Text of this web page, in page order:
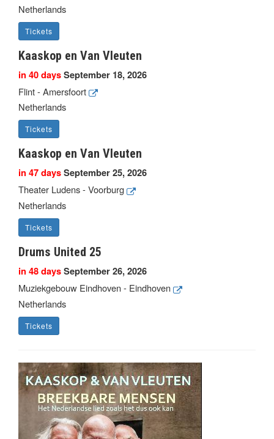
Netherlands
Tickets
Kaaskop en Van Vleuten
in 40 daysSeptember 18, 2026
Flint - Amersfoort
Netherlands
Tickets
Kaaskop en Van Vleuten
in 47 daysSeptember 25, 2026
Theater Ludens - Voorburg
Netherlands
Tickets
Drums United 25
in 48 daysSeptember 26, 2026
Muziekgebouw Eindhoven - Eindhoven
Netherlands
Tickets